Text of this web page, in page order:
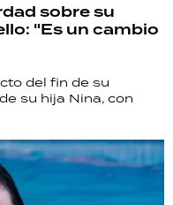
sobre su
"Es un cambio
del fin de su
su hija Nina, con